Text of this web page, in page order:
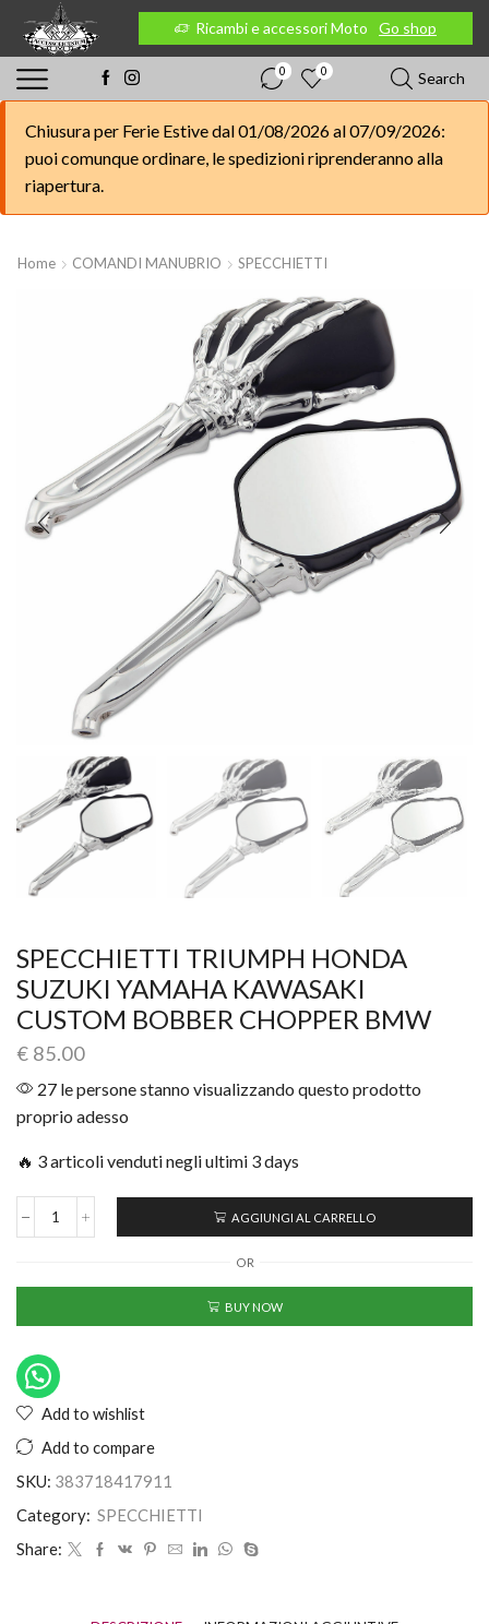
Go shop Ricambi e accessori Moto Go shop
0 0 Search
Chiusura per Ferie Estive dal 01/08/2026 al 07/09/2026:
puoi comunque ordinare, le spedizioni riprenderanno alla
riapertura.
Home COMANDI MANUBRIO SPECCHIETTI
SPECCHIETTI TRIUMPH HONDA
SUZUKI YAMAHA KAWASAKI
CUSTOM BOBBER CHOPPER BMW
€ 85.00
27 le persone stanno visualizzando questo prodotto
proprio adesso
🔥 3 articoli venduti negli ultimi 3 days
AGGIUNGI AL CARRELLO
OR
BUY NOW
Add to wishlist
Add to compare
SKU: 383718417911
Category: SPECCHIETTI
Share: